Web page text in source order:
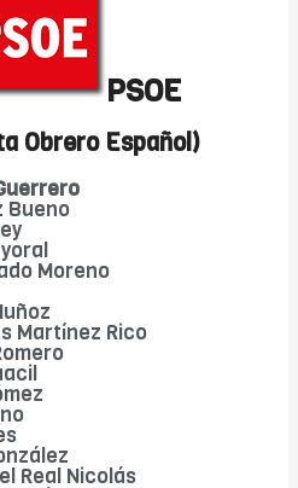
PSOE
Obrero Español)
Bueno
Moreno
Martínez Rico
Real Nicolás